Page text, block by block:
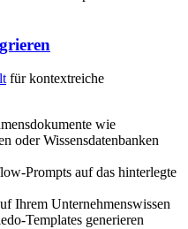
für kontextreiche
wie
oder Wissensdatenbanken
Prompts auf das hinterlegte
Ihrem Unternehmenswissen
Templates generieren